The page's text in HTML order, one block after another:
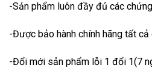
-Sản phẩm luôn đầy đủ các
-Được bảo hành chính hãng tất cả
-Đổi mới sản phẩm lỗi 1 đổi 1(7